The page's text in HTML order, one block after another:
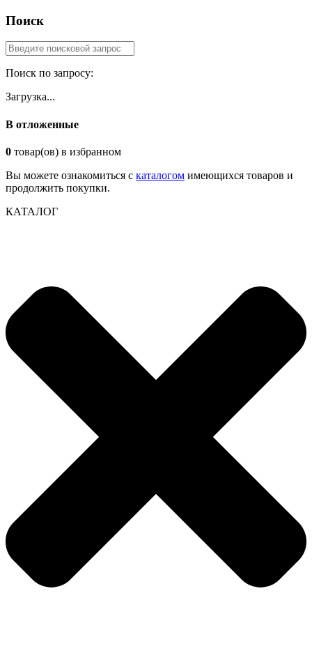
Поиск
Поиск по запросу:
Загрузка...
В отложенные
0 товар(ов) в избранном
Вы можете ознакомиться с каталогом имеющихся товаров и
продолжить покупки.
КАТАЛОГ